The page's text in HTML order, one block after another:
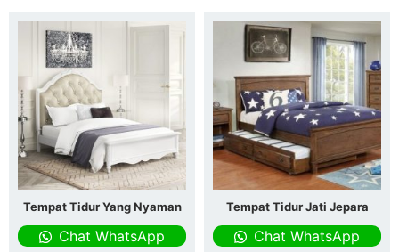
Tempat Tidur Yang Nyaman
Chat WhatsApp
Tempat Tidur Jati Jepara
Chat WhatsApp